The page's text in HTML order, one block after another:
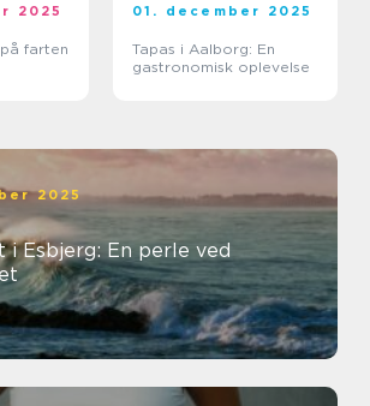
2025
farten
01. december 2025
Tapas i Aalborg: En
gastronomisk oplevelse
2025
i Esbjerg: En perle ved